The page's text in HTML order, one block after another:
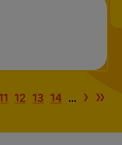
12 13 14 … › »